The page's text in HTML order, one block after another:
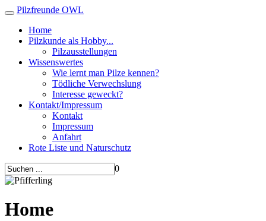
Pilzfreunde OWL
Home
Pilzkunde als Hobby...
Pilzausstellungen
Wissenswertes
Wie lernt man Pilze kennen?
Tödliche Verwechslung
Interesse geweckt?
Kontakt/Impressum
Kontakt
Impressum
Anfahrt
Rote Liste und Naturschutz
0
Home